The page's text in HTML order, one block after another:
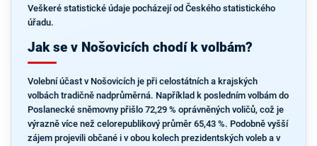
Veškeré statistické údaje pocházejí od Českého statistického
úřadu.
Jak se v Nošovicích chodí k volbám?
Volební účast v Nošovicích je při celostátních a krajských
volbách tradičně nadprůměrná. Například k posledním volbám do
Poslanecké sněmovny přišlo 72,29 % oprávněných voličů, což je
výrazně více než celorepublikový průměr 65,43 %. Podobně vyšší
zájem projevili občané i v obou kolech prezidentských voleb a v